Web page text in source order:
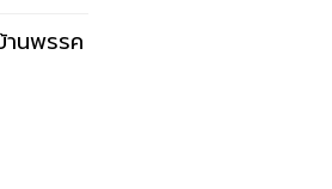
นพรรค